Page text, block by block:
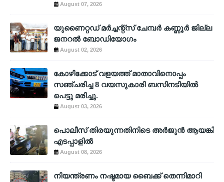
August 07, 2026
യുണൈറ്റഡ് മർച്ചന്റ്സ് ചേമ്പർ കണ്ണൂർ ജില്ല
ജനറൽ ബോഡിയോഗം
August 02, 2026
കോഴിക്കോട് വളയത്ത് മാതാവിനൊപ്പം
സഞ്ചരിച്ച 8 വയസുകാരി ബസിനടിയിൽ
പെട്ടു മരിച്ചു.
August 03, 2026
പൊലീസ് തിരയുന്നതിനിടെ അര്‍ജുന്‍ ആയങ്കി
എടപ്പാളില്‍
August 08, 2026
നിയന്ത്രണം നഷ്ടമായ ബൈക്ക് തെന്നിമാറി